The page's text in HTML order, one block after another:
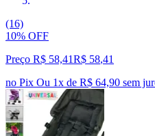
(16)
10% OFF
Preço R$ 58,41R$ 58,41
no Pix Ou 1x de R$ 64,90 sem